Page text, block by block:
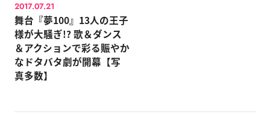
2017.07.21
舞台『夢100』13人の王子
様が大騒ぎ!? 歌＆ダンス
＆アクションで彩る賑やか
なドタバタ劇が開幕【写
真多数】